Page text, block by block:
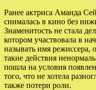
Ранее актриса Аманда
снималась в кино без
Знаменитость не стала
котором участвовала в
называть имя режиссера,
такие действия
пошла на условия
того, что не хотела
также потери роли.